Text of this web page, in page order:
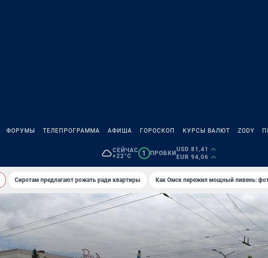
ФОРУМЫ ТЕЛЕПРОГРАММА АФИША ГОРОСКОП КУРСЫ ВАЛЮТ ZODY
СЕЙЧАС
+22°C
1 ПРОБКИ
USD 81,41
EUR 94,06
Сиротам предлагают рожать ради квартиры Как Омск пережил мощный ливень: